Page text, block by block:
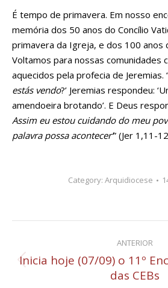
É tempo de primavera. Em nosso
memória dos 50 anos do Concílio
primavera da Igreja, e dos 100 anos
Voltamos para nossas comunidades
aquecidos pela profecia de Jeremias.
estás vendo?’ Jeremias respondeu:
amendoeira brotando’. E Deus
Assim eu estou cuidando do meu
palavra possa acontecer’” (Jer 1,11-
Category: Arquidiocese
Navegação
de
ANTERIOR
Post
anterior:
Inicia hoje (07/09) o 11º
das CEBs